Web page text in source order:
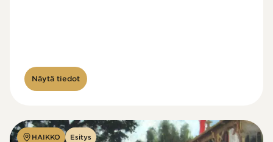
Näytä tiedot
HAIKKO Esitys